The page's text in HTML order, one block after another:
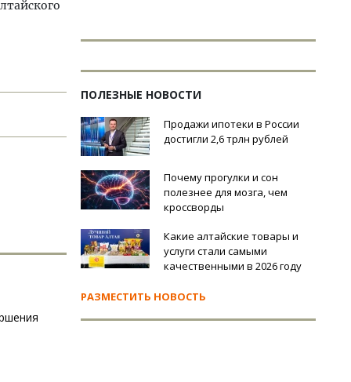
ПОЛЕЗНЫЕ НОВОСТИ
Продажи ипотеки в России
достигли 2,6 трлн рублей
Почему прогулки и сон
полезнее для мозга, чем
кроссворды
Какие алтайские товары и
услуги стали самыми
качественными в 2026 году
РАЗМЕСТИТЬ НОВОСТЬ